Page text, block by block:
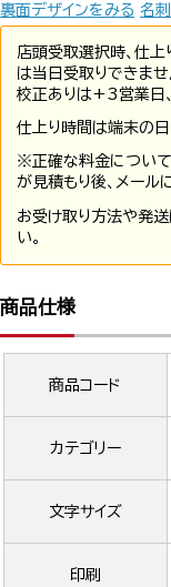
裏面デザインをみる 名
店頭受取選択時、仕
は当日受取りできませ
校正ありは+3営業日
仕上り時間は端末の日
※正確な料金について
が見積もり後、メール
お受け取り方法や発
い。
商品仕様
商品コード
カテゴリー
文字サイズ
印刷